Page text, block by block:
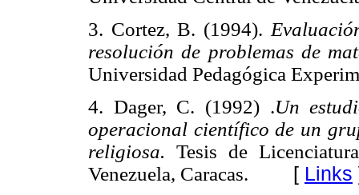
3. Cortez, B. (1994).
resolución de problemas de
Universidad Pedagógica
4. Dager, C. (1992) .Un
operacional científico de un
religiosa. Tesis de
Venezuela, Caracas. [ Links